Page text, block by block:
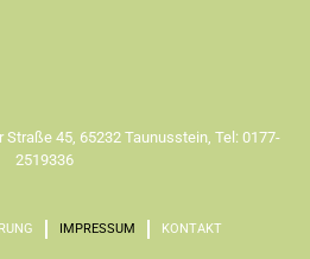
45, 65232 Taunusstein, Tel: 0177-
2519336
IMPRESSUM KONTAKT